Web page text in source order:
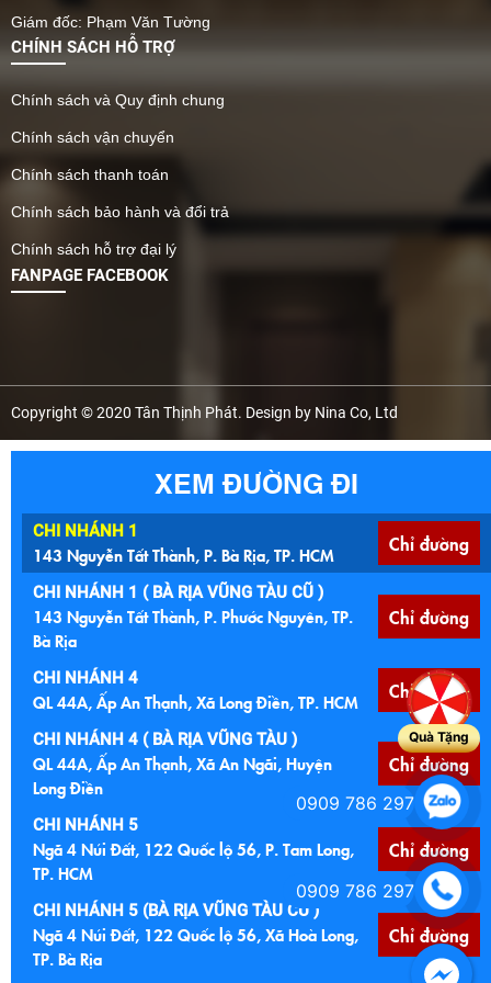
với các mẫu tấm nhựa lỗ
tin cập nhật giá tấm nhựa
lót sàn mới nhất 2026,
phân tích ưu nhược điểm
từng dòng sản phẩm,
hướng dẫn cách tính toán
chi phí – thi công hợp lý
và gợi ý ứng dụng thực tế
theo từng không gian.
Nếu bạn đang tìm một vật
liệu lót sàn bền – đẹp – dễ
lắp đặt cho các công trình
hiện đại, đây chính là giải
pháp bạn không nên bỏ
qua.
Giám đốc: Phạm Văn Tường
CHÍNH SÁCH HỖ TRỢ
Chính sách và Quy định chung
Chính sách vận chuyển
Chính sách thanh toán
Chính sách bảo hành và đổi trả
Chính sách hỗ trợ đại lý
FANPAGE FACEBOOK
Copyright © 2020 Tân Thịnh Phát. Design by Nina Co, Ltd
XEM ĐƯỜNG ĐI
CHI NHÁNH 1
143 Nguyễn Tất Thành, P. Bà Rịa, TP. HCM Chỉ đường
CHI NHÁNH 1 ( BÀ RỊA VŨNG TÀU CŨ )
143 Nguyễn Tất Thành, P. Phước Nguyên, TP.
Bà Rịa
Chỉ đường
CHI NHÁNH 4
QL 44A, Ấp An Thạnh, Xã Long Điền, TP. HCM Chỉ đường
CHI NHÁNH 4 ( BÀ RỊA VŨNG TÀU )
QL 44A, Ấp An Thạnh, Xã An Ngãi, Huyện
Long Điền
Chỉ đường
CHI NHÁNH 5
Ngã 4 Núi Đất, 122 Quốc lộ 56, P. Tam Long,
TP. HCM
Chỉ đường
CHI NHÁNH 5 (BÀ RỊA VŨNG TÀU CŨ )
Ngã 4 Núi Đất, 122 Quốc lộ 56, Xã Hoà Long,
TP. Bà Rịa
Chỉ đường
Quà Tặng
0909 786 297
0909 786 297